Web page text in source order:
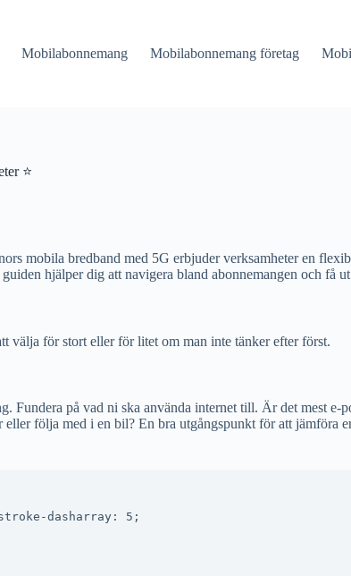
Mobilabonnemang Mobilabonnemang företag
⭐
mobila bredband med 5G erbjuder verksamheter en
hjälper dig att navigera bland abonnemangen och få
välja för stort eller för litet om man inte tänker efter först.
Fundera på vad ni ska använda internet till. Är det mest
följa med i en bil? En bra utgångspunkt för att jämföra
dasharray: 5;